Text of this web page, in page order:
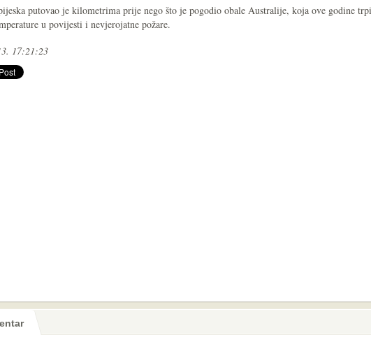
putovao je kilometrima prije nego što je pogodio obale Australije, koja ove godine trpi
u povijesti i nevjerojatne požare.
17:21:23